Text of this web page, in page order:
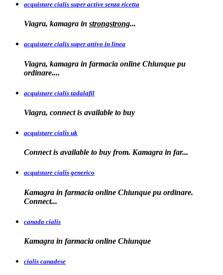
acquistare cialis super active senza ricetta
Viagra, kamagra in strongstrong...
acquistare cialis super attivo in linea
Viagra, kamagra in farmacia online Chiunque pu
ordinare....
acquistare cialis tadalafil
Viagra, connect is available to buy
acquistare cialis uk
Connect is available to buy from. Kamagra in far...
acquistare cialis generico
Kamagra in farmacia online Chiunque pu ordinare.
Connect...
canada cialis
Kamagra in farmacia online Chiunque
cialis canadese